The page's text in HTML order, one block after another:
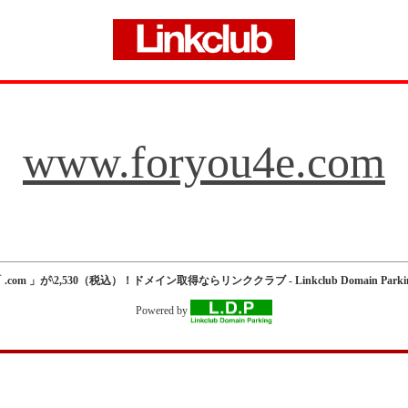
www.foryou4e.com
.com 」が\2,530（税込）！ドメイン取得ならリンククラブ - Linkclub Domain
Powered by